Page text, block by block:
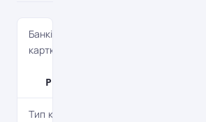
Банківська
картка
PRIVATE
Тип картки